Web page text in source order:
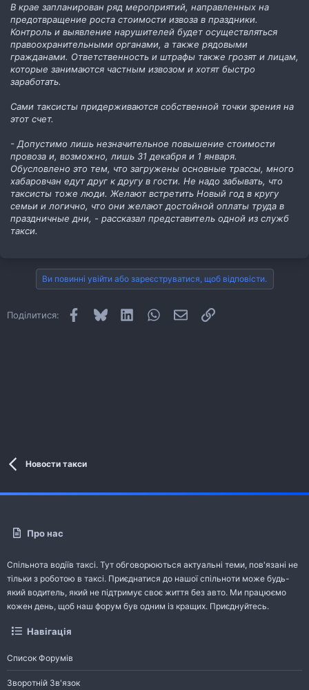
В крае запланирован ряд мероприятий, направленных на
предотвращение роста стоимости извоза в праздники.
Контроль и выявление нарушителей будет осуществляться
правоохранительными органами, а также рядовыми
гражданами. Ответственность и штрафы также грозят и лицам,
которые занимаются частным извозом и хотят быстро
заработать.
Сами таксисты придерживаются собственной точки зрения на
этот счет.
- Допустимо лишь незначительное повышение стоимости
провоза и, возможно, лишь 31 декабря и 1 января.
Обусловлено это тем, что загружены основные трассы, много
хабаровчан едут друг к другу в гости. Не надо забывать, что
таксисты тоже люди. Желают встретить Новый год в кругу
семьи и логично, что они желают достойной оплаты труда в
праздничные дни, - рассказал представитель одной из служб
такси.
Ви повинні увійти або зареєструватися, щоб відповісти.
Поділитися: Facebook
Bluesky LinkedInWhatsApp
E-mailПосилання
Новости такси
Про нас
Спільнота водіїв таксі. Тут обговорюються актуальні теми, пов'язані не
тільки з роботою в таксі. Приєднатися до нашої спільноти може будь-
який водитель, який не підтримує своє життя без авто. Ми працюємо
кожен день, щоб наш форум був одним із кращих. Приєднуйтесь.
Навігація
Список Форумів
Зворотній Зв'язок